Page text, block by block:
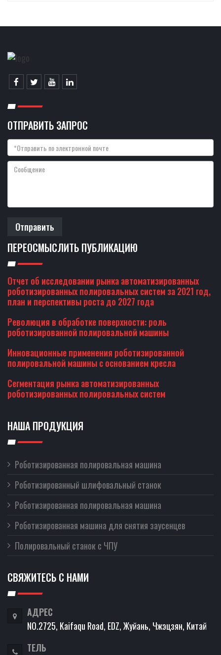
ОТПРАВИТЬ ЗАПРОС
Отправить
ПЕРЕОСМЫСЛИТЬ ПУБЛИКАЦИЮ
Отчет об исследовании рынка автоматизированных
роботизированных полировальных систем за 2021 год,
план и перспективы роста до 2027 года
Революция в обработке поверхности: роль
роботизированной полировальной машины
Инновационные применения роботизированной
полировальной машины с основанием кресла
Сегментация рынка автоматизированных
роботизированных полировальных систем
НАША ПРОДУКЦИЯ
Роботизированная полировальная машина
Роботизированный шлифовальный станок
Роботизированная полировальная машина
Роботизированная машина для снятия заусенцев
Полировальный станок с ЧПУ
СВЯЖИТЕСЬ С НАМИ
АДРЕС
NO.2725, Kaifaqu Road, EDZ, Жуйань, Чжэцзян, Китай
ТЕЛЬ